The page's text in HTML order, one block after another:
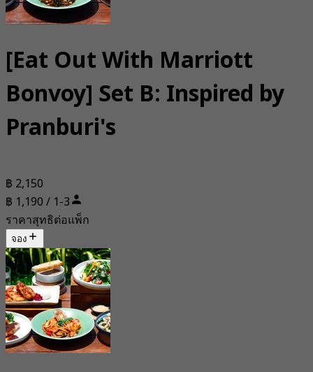
[Eat Out With Marriott
Bonvoy] Set B: Inspired by
Pranburi's
฿ 2,150
฿ 1,190 / 1-3
ราคาสุทธิต่อแพ็ก
จอง